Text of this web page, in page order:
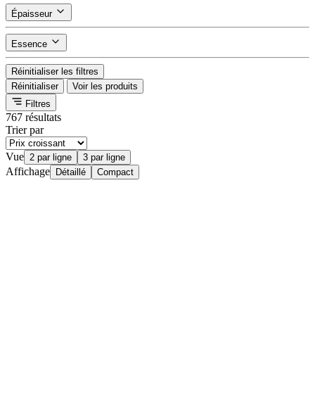
Épaisseur
Essence
Réinitialiser les filtres
Réinitialiser
Voir les produits
Filtres
767 résultats
Trier par
Vue 2 par ligne 3 par ligne
Affichage Détaillé Compact